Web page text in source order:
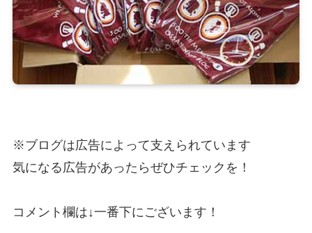
※ブログは広告によって支えられています
気になる広告があったらぜひチェックを！
コメント欄は↓一番下にございます！